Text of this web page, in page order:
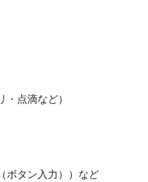
」の3つを心がけ、地域と
いう目標に向かって歩み
成長できる方をお待ちして
目指し成長できる環境で
質の高いサービスの提供
め、休日や各種待遇面を
・点滴など）
ボタン入力））など